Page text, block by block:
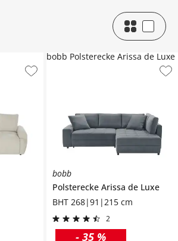
bobb
Polsterecke Arissa de Luxe
BHT 268|91|215 cm
2
- 35 %
bobb Polsterecke Arissa de Luxe